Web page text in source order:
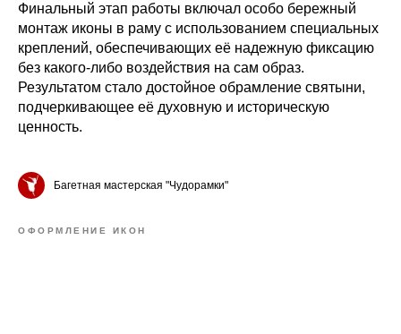
Финальный этап работы включал особо бережный
монтаж иконы в раму с использованием специальных
креплений, обеспечивающих её надежную фиксацию
без какого-либо воздействия на сам образ.
Результатом стало достойное обрамление святыни,
подчеркивающее её духовную и историческую
ценность.
Багетная мастерская "Чудорамки"
ОФОРМЛЕНИЕ ИКОН